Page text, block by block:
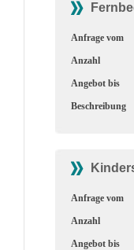
Anfrage vom
Anzahl
Angebot bis
Beschreibung
Anfrage vom
Anzahl
Angebot bis